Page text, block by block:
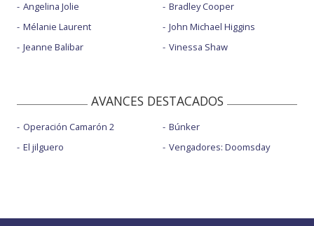
Angelina Jolie
Mélanie Laurent
Jeanne Balibar
Bradley Cooper
John Michael Higgins
Vinessa Shaw
AVANCES DESTACADOS
Operación Camarón 2
El jilguero
Búnker
Vengadores: Doomsday